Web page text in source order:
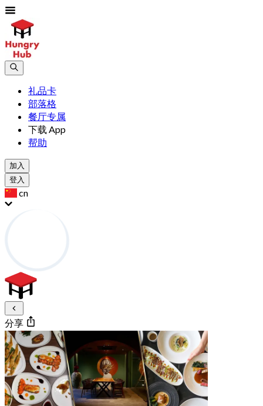
礼品卡
部落格
餐厅专属
下载 App
帮助
加入
登入
cn
分享